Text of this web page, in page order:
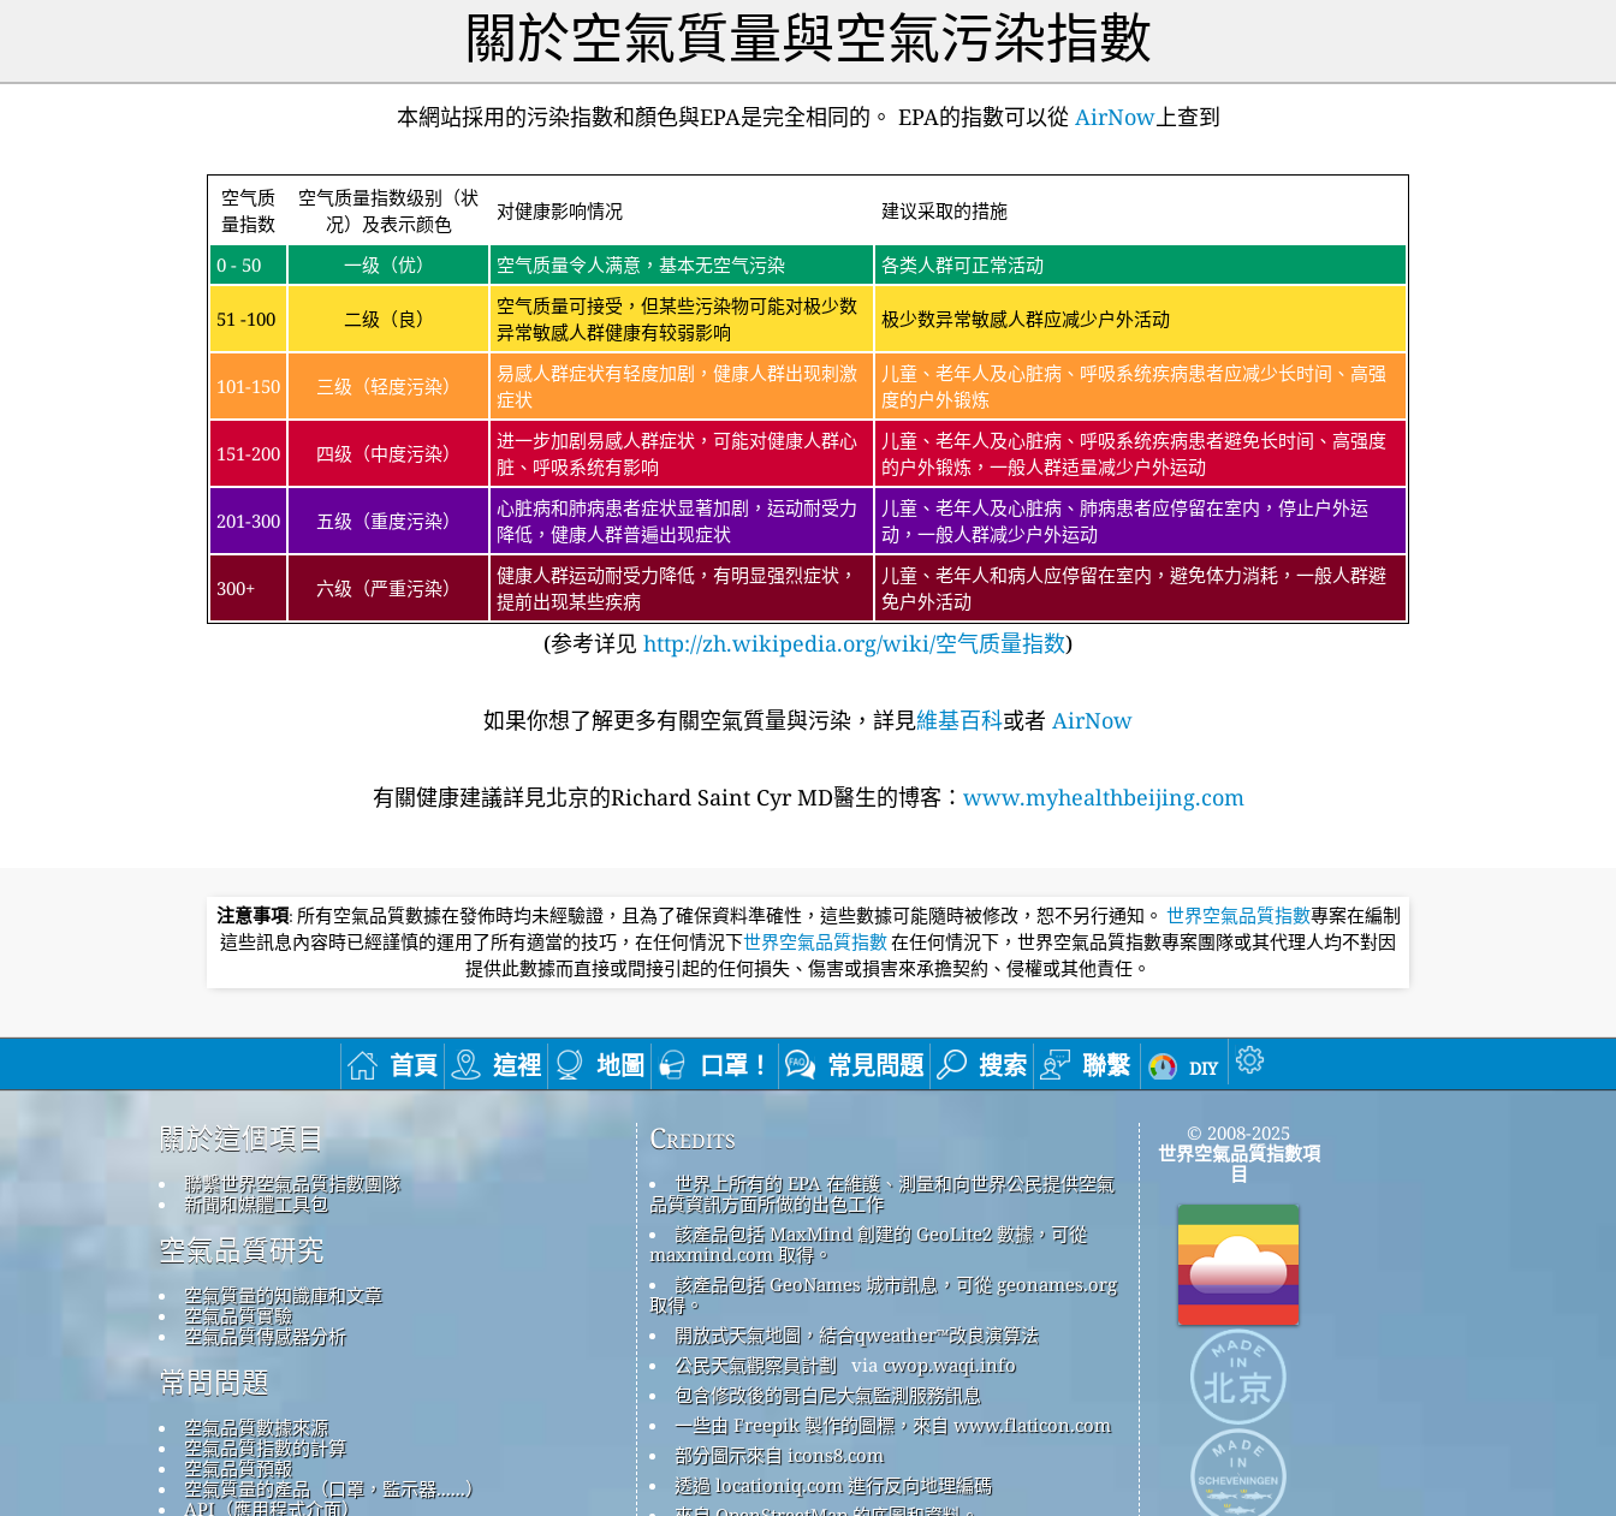
關於空氣質量與空氣污染指數
本網站採用的污染指數和顏色與EPA是完全相同的。 EPA的指數可以從AirNow上查到
空气质
量指数
空气质量指数级别（状
况）及表示颜色
对健康影响情况 建议采取的措施
0 - 50 一级（优） 空气质量令人满意，基本无空气污染 各类人群可正常活动
51 -100 二级（良）
空气质量可接受，但某些污染物可能对极少数
异常敏感人群健康有较弱影响
极少数异常敏感人群应减少户外活动
101-150 三级（轻度污染）
易感人群症状有轻度加剧，健康人群出现刺激
症状
儿童、老年人及心脏病、呼吸系统疾病患者应减少长时间、高强
度的户外锻炼
151-200 四级（中度污染）
进一步加剧易感人群症状，可能对健康人群心
脏、呼吸系统有影响
儿童、老年人及心脏病、呼吸系统疾病患者避免长时间、高强度
的户外锻炼，一般人群适量减少户外运动
201-300 五级（重度污染）
心脏病和肺病患者症状显著加剧，运动耐受力
降低，健康人群普遍出现症状
儿童、老年人及心脏病、肺病患者应停留在室内，停止户外运
动，一般人群减少户外运动
300+ 六级（严重污染）
健康人群运动耐受力降低，有明显强烈症状，
提前出现某些疾病
儿童、老年人和病人应停留在室内，避免体力消耗，一般人群避
免户外活动
(参考详见 http://zh.wikipedia.org/wiki/空气质量指数)
如果你想了解更多有關空氣質量與污染，詳見維基百科或者 AirNow
有關健康建議詳​​見北京的Richard Saint Cyr MD醫生的博客： www.myhealthbeijing.com
注意事項: 所有空氣品質數據在發佈時均未經驗證，且為了確保資料準確性，這些數據可能隨時被修改，恕不另行通知。 世界空氣品質指數專案在編制
這些訊息內容時已經謹慎的運用了所有適當的技巧，在任何情況下世界空氣品質指數在任何情況下，世界空氣品質指數專案團隊或其代理人均不對因
提供此數據而直接或間接引起的任何損失、傷害或損害來承擔契約、侵權或其他責任。
首頁 這裡 地圖 口罩！ 常見問題 搜索 聯繫 diy
關於這個項目
聯繫世界空氣品質指數團隊
新聞和媒體工具包
空氣品質研究
空氣質量的知識庫和文章
空氣品質實驗
空氣品質傳感器分析
常問問題
空氣品質數據來源
空氣品質指數的計算
空氣品質預報
空氣質量的產品（口罩，監示器......）
API（應用程式介面）
Credits
世界上所有的 EPA 在維護、測量和向世界公民提供空氣
品質資訊方面所做的出色工作
該產品包括 MaxMind 創建的 GeoLite2 數據，可從
maxmind.com 取得。
該產品包括 GeoNames 城市訊息，可從 geonames.org
取得。
開放式天氣地圖，結合qweather™改良演算法
公民天氣觀察員計劃 via cwop.waqi.info
包含修改後的哥白尼大氣監測服務訊息
一些由 Freepik 製作的圖標，來自 www.flaticon.com
部分圖示來自 icons8.com
透過 locationiq.com 進行反向地理編碼
© 2008-2025
世界空氣品質指數項
目